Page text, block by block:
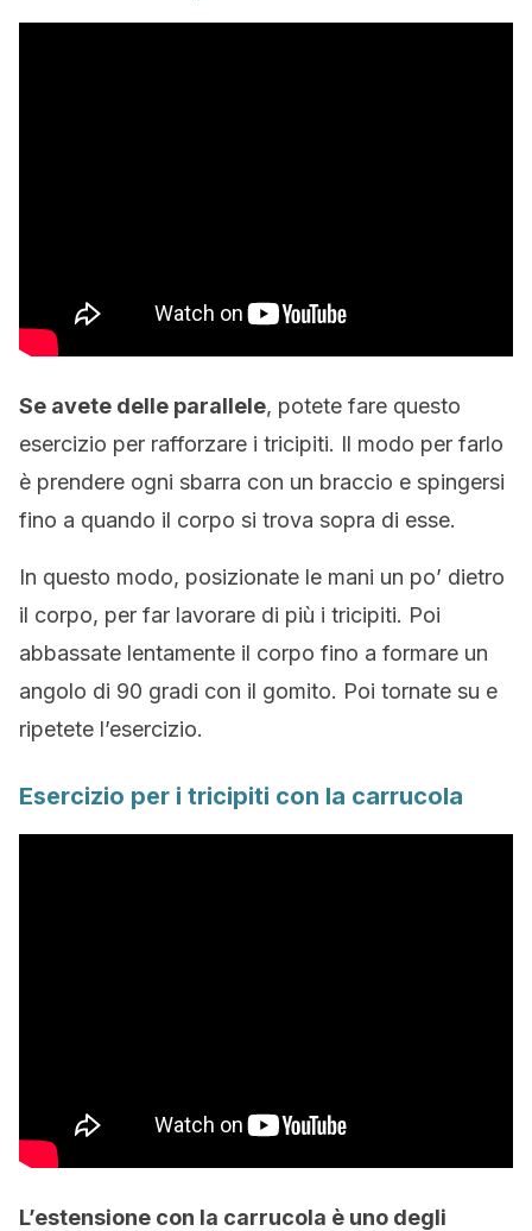
Se avete delle parallele, potete fare questo
esercizio per rafforzare i tricipiti. Il modo per farlo
è prendere ogni sbarra con un braccio e spingersi
fino a quando il corpo si trova sopra di esse.
In questo modo, posizionate le mani un po’ dietro
il corpo, per far lavorare di più i tricipiti. Poi
abbassate lentamente il corpo fino a formare un
angolo di 90 gradi con il gomito. Poi tornate su e
ripetete l’esercizio.
Esercizio per i tricipiti con la carrucola
L’estensione con la carrucola è uno degli